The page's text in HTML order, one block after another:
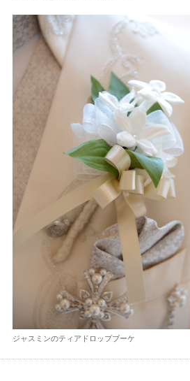
ジャスミンのティアドロップブーケ